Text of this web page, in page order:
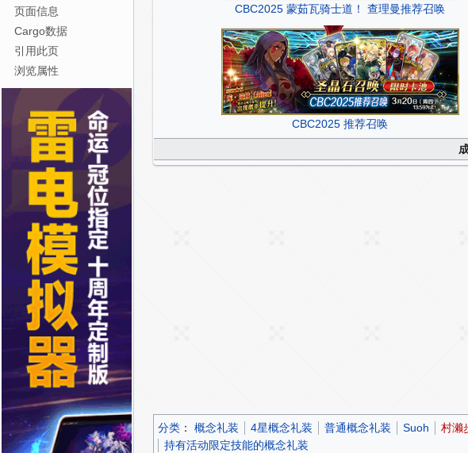
CBC2025 蒙茹瓦骑士道！ 查理曼推荐召唤
CBC2025 推荐召唤
分类 ：​ 概念礼装 4星概念礼装 普通概念礼装 Suoh 村濑
持有活动限定技能的概念礼装
页面信息
Cargo数据
引用此页
浏览属性